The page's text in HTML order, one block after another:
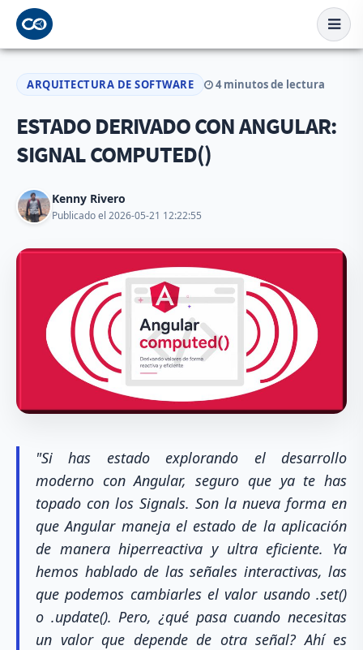
ARQUITECTURA DE SOFTWARE 4 minutos de lectura
ESTADO DERIVADO CON ANGULAR:
SIGNAL COMPUTED()
Kenny Rivero
Publicado el 2026-05-21 12:22:55
"Si has estado explorando el desarrollo
moderno con Angular, seguro que ya te has
topado con los Signals. Son la nueva forma en
que Angular maneja el estado de la aplicación
de manera hiperreactiva y ultra eficiente. Ya
hemos hablado de las señales interactivas, las
que podemos cambiarles el valor usando .set()
o .update(). Pero, ¿qué pasa cuando necesitas
un valor que depende de otra señal? Ahí es